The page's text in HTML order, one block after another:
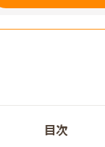
目次